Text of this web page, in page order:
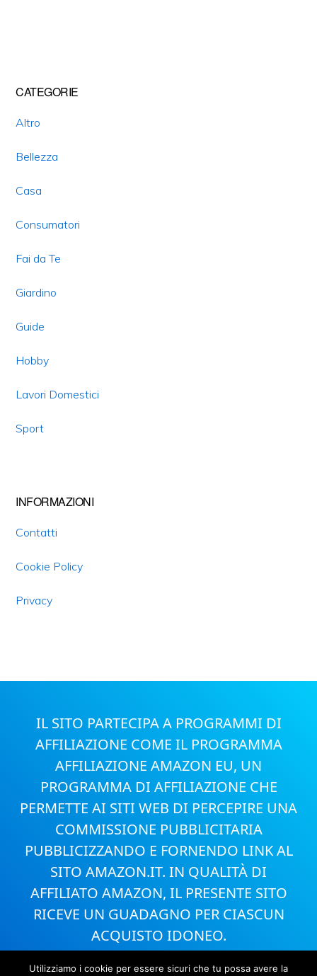
Primary
Sidebar
CATEGORIE
Altro
Bellezza
Casa
Consumatori
Fai da Te
Giardino
Guide
Hobby
Lavori Domestici
Sport
INFORMAZIONI
Contatti
Cookie Policy
Privacy
IL SITO PARTECIPA A PROGRAMMI DI
AFFILIAZIONE COME IL PROGRAMMA
AFFILIAZIONE AMAZON EU, UN
PROGRAMMA DI AFFILIAZIONE CHE
PERMETTE AI SITI WEB DI PERCEPIRE UNA
COMMISSIONE PUBBLICITARIA
PUBBLICIZZANDO E FORNENDO LINK AL
SITO AMAZON.IT. IN QUALITÀ DI
AFFILIATO AMAZON, IL PRESENTE SITO
RICEVE UN GUADAGNO PER CIASCUN
ACQUISTO IDONEO.
Utilizziamo i cookie per essere sicuri che tu possa avere la